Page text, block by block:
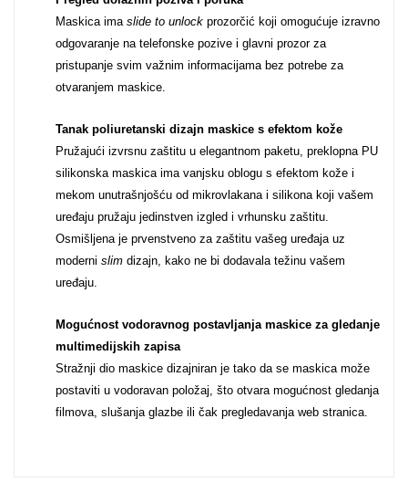
Maskica ima slide to unlock prozorčić koji omogućuje izravno
odgovaranje na telefonske pozive i glavni prozor za
pristupanje svim važnim informacijama bez potrebe za
otvaranjem maskice.
Tanak poliuretanski dizajn maskice s efektom kože
Pružajući izvrsnu zaštitu u elegantnom paketu, preklopna PU
silikonska maskica ima vanjsku oblogu s efektom kože i
mekom unutrašnjošću od mikrovlakana i silikona koji vašem
uređaju pružaju jedinstven izgled i vrhunsku zaštitu.
Osmišljena je prvenstveno za zaštitu vašeg uređaja uz
moderni slim dizajn, kako ne bi dodavala težinu vašem
uređaju.
Mogućnost vodoravnog postavljanja maskice za gledanje
multimedijskih zapisa
Stražnji dio maskice dizajniran je tako da se maskica može
postaviti u vodoravan položaj, što otvara mogućnost gledanja
filmova, slušanja glazbe ili čak pregledavanja web stranica.
Za njega Za nju
Svijet životinja Auto - Moto motivi
Mandale / Cvjetni
motivi
Citati & Stihovi